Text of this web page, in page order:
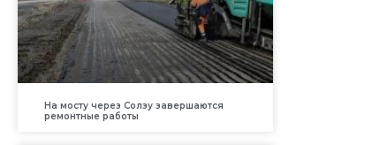
На мосту через Солзу завершаются
ремонтные работы